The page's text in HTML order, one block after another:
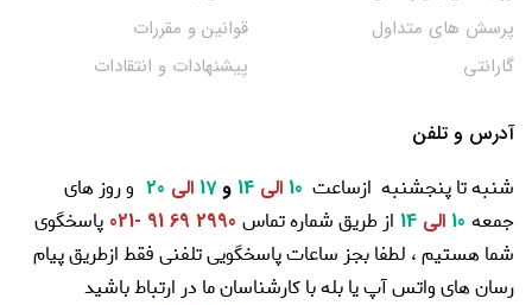
پرسش های متداول
گارانتی
قوانین و مقررات
پیشنهادات و انتقادات
آدرس و تلفن
شنبه تا پنجشنبه ازساعت 10 الی و17 الی
و روز های
جمعه
الی از طریق شماره تماس 2990 69 91 -021
پاسخگوی
شما هستیم ، لطفا بجز ساعات پاسخگویی تلفنی فقط ازطریق پیام
رسان های واتس آپ یا بله با کارشناسان ما در ارتباط باشید